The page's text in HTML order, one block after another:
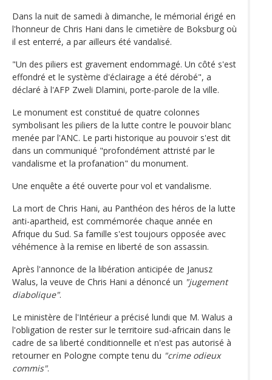
Dans la nuit de samedi à dimanche, le mémorial érigé en
l'honneur de Chris Hani dans le cimetière de Boksburg où
il est enterré, a par ailleurs été vandalisé.
"Un des piliers est gravement endommagé. Un côté s'est
effondré et le système d'éclairage a été dérobé", a
déclaré à l'AFP Zweli Dlamini, porte-parole de la ville.
Le monument est constitué de quatre colonnes
symbolisant les piliers de la lutte contre le pouvoir blanc
menée par l'ANC. Le parti historique au pouvoir s'est dit
dans un communiqué "profondément attristé par le
vandalisme et la profanation" du monument.
Une enquête a été ouverte pour vol et vandalisme.
La mort de Chris Hani, au Panthéon des héros de la lutte
anti-apartheid, est commémorée chaque année en
Afrique du Sud. Sa famille s'est toujours opposée avec
véhémence à la remise en liberté de son assassin.
Après l'annonce de la libération anticipée de Janusz
Walus, la veuve de Chris Hani a dénoncé un "jugement
diabolique".
Le ministère de l'Intérieur a précisé lundi que M. Walus a
l'obligation de rester sur le territoire sud-africain dans le
cadre de sa liberté conditionnelle et n'est pas autorisé à
retourner en Pologne compte tenu du "crime odieux
commis".